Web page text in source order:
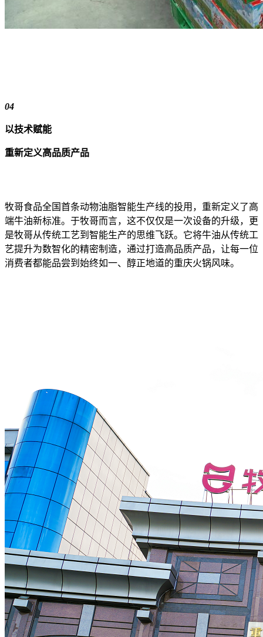
04
以技术赋能
重新定义高品质产品
牧哥食品全国首条动物油脂智能生产线的投用，重新定义了高
端牛油新标准。于牧哥而言，这不仅仅是一次设备的升级，更
是牧哥从传统工艺到智能生产的思维飞跃。它将牛油从传统工
艺提升为数智化的精密制造，通过打造高品质产品，让每一位
消费者都能品尝到始终如一、醇正地道的重庆火锅风味。